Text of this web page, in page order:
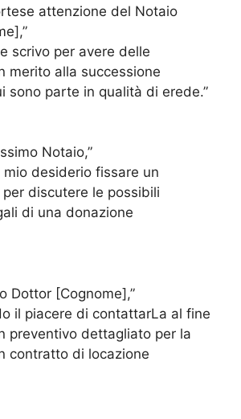
attenzione del Notaio
scrivo per avere delle
merito alla successione
sono parte in qualità di erede.”
Notaio,”
mio desiderio fissare un
discutere le possibili
di una donazione
Dottor [Cognome],”
il piacere di contattarLa al fine
preventivo dettagliato per la
contratto di locazione